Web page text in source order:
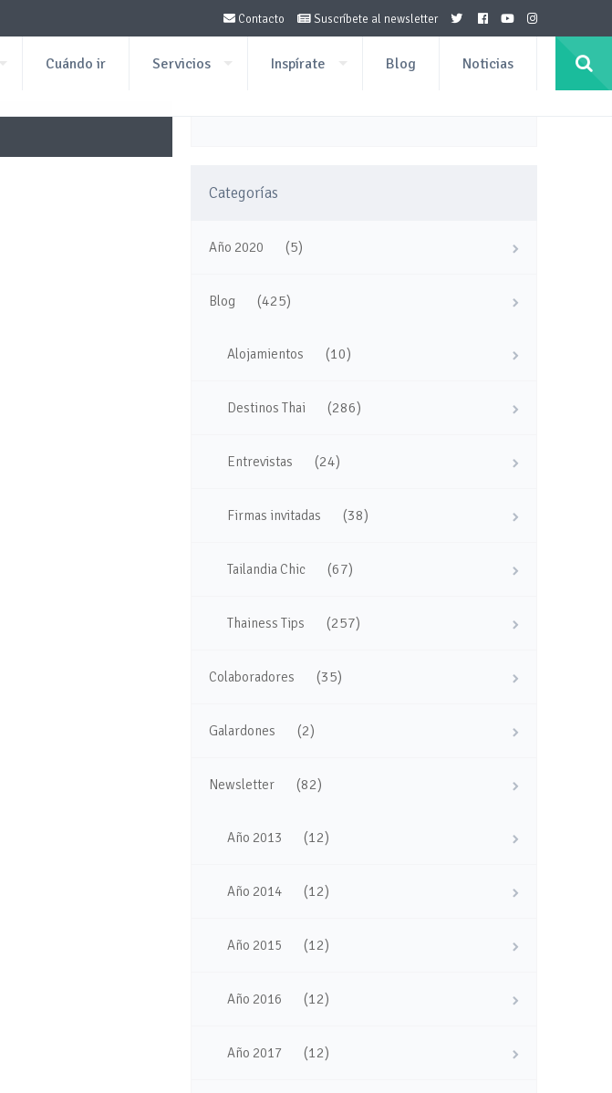
Contacto Suscríbete al newsletter
Cuándo ir Servicios Inspírate Blog Noticias
Categorías
Año 2020 (5)
Blog (425)
Alojamientos (10)
Destinos Thai (286)
Entrevistas (24)
Firmas invitadas (38)
Tailandia Chic (67)
Thainess Tips (257)
Colaboradores (35)
Galardones (2)
Newsletter (82)
Año 2013 (12)
Año 2014 (12)
Año 2015 (12)
Año 2016 (12)
Año 2017 (12)